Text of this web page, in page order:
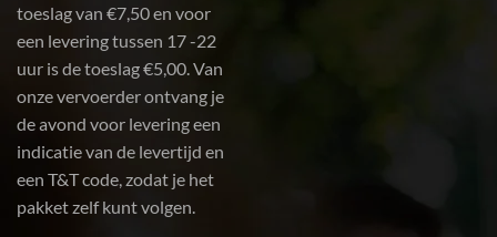
toeslag van €7,50 en voor
een levering tussen 17 -22
uur is de toeslag €5,00. Van
onze vervoerder ontvang je
de avond voor levering een
indicatie van de levertijd en
een T&T code, zodat je het
pakket zelf kunt volgen.